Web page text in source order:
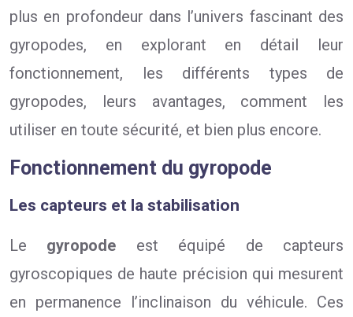
plus en profondeur dans l’univers fascinant des
gyropodes, en explorant en détail leur
fonctionnement, les différents types de
gyropodes, leurs avantages, comment les
utiliser en toute sécurité, et bien plus encore.
Fonctionnement du gyropode
Les capteurs et la stabilisation
Le gyropode est équipé de capteurs
gyroscopiques de haute précision qui mesurent
en permanence l’inclinaison du véhicule. Ces